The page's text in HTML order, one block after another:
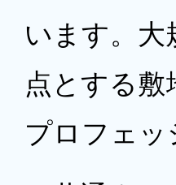
います。
点とする
プロフェ